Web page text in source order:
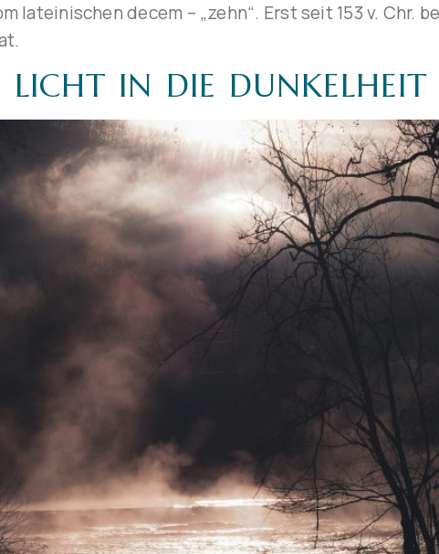
lateinischen decem – „zehn“. Erst seit 153 v. Chr.
IN DIE DUNKELHEIT